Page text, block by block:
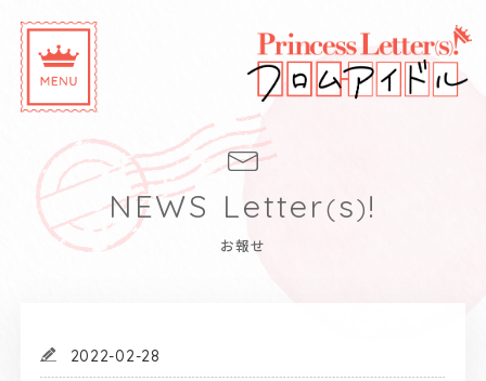
NEWS Letter(s)!
お報せ
2022-02-28